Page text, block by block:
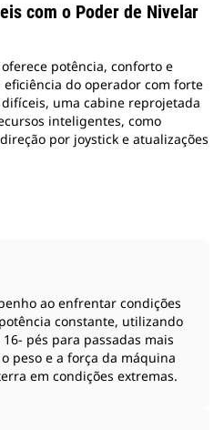
com o Poder de Nivelar
potência, conforto e
do operador com forte
uma cabine reprojetada
inteligentes, como
por joystick e atualizações
ao enfrentar condições
constante, utilizando
pés para passadas mais
peso e a força da máquina
em condições extremas.